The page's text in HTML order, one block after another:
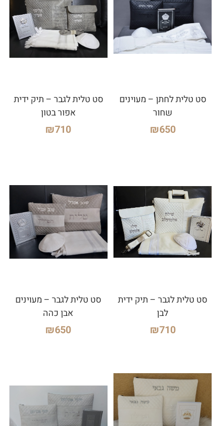
סט טלית לחתן – מעוינים
שחור
₪650
סט טלית לגבר – תיק ידית
אפור בטון
₪710
סט טלית לגבר – תיק ידית
לבן
₪710
סט טלית לגבר – מעוינים
אבן כהה
₪650